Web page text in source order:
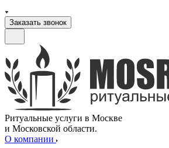
Заказать звонок
Ритуальные услуги в Москве
и Московской области.
О компании